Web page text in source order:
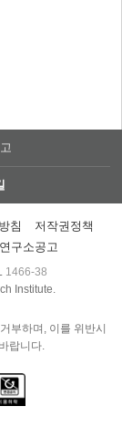
침
저작권정책
구소공고
1466-38
Institute.
부하며, 이를 위반시
랍니다.